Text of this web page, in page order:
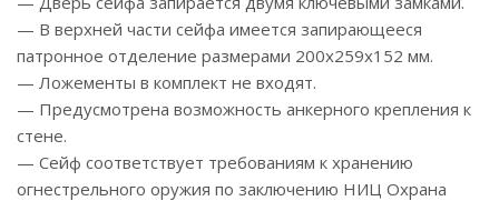
— В верхней части сейфа имеется запирающееся
патронное отделение размерами 200х259х152 мм.
— Ложементы в комплект не входят.
— Предусмотрена возможность анкерного крепления к
стене.
— Сейф соответствует требованиям к хранению
огнестрельного оружия по заключению НИЦ Охрана